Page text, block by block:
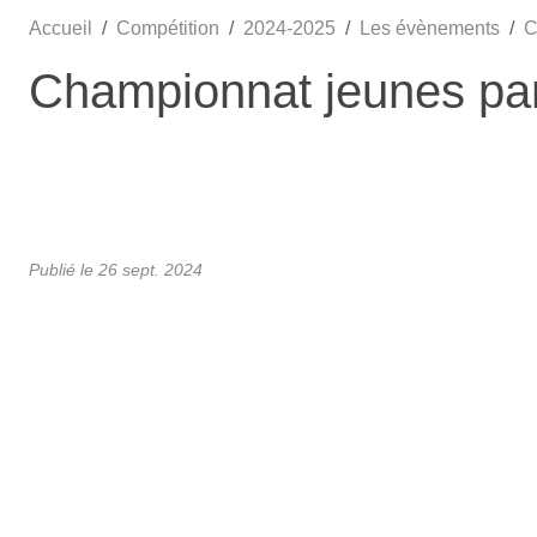
Accueil Compétition 2024-2025 Les évènements
Championnat jeunes
Publié le 26 sept. 2024